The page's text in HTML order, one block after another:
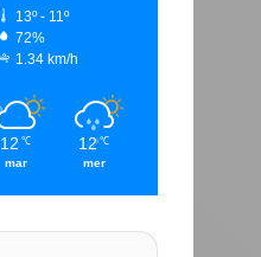
13º - 11º
72%
1.34 km/h
12 ℃
mar
12 ℃
mer